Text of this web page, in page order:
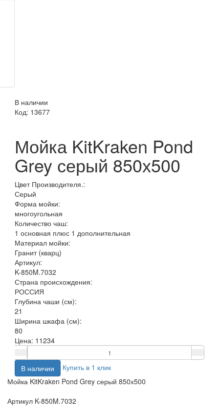
В наличии
Код: 13677
Мойка KitKraken Pond
Grey серый 850х500
Цвет Производителя.:
Серый
Форма мойки:
многоугольная
Количество чаш:
1 основная плюс 1 дополнительная
Материал мойки:
Гранит (кварц)
Артикул:
K-850M.7032
Страна происхождения:
РОССИЯ
Глубина чаши (см):
21
Ширина шкафа (см):
80
Цена: 11234
В наличии
Купить в 1 клик
Мойка KitKraken Pond Grey серый 850х500
Артикул K-850M.7032